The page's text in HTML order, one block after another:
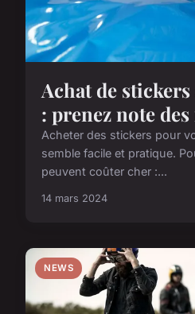
Achat de
: prenez note
Acheter des stickers pour
semble facile et pratique.
peuvent coûter cher :...
14 mars 2024
NEWS